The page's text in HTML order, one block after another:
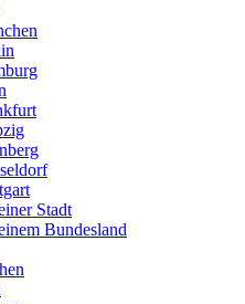
Stadt
Bundesland